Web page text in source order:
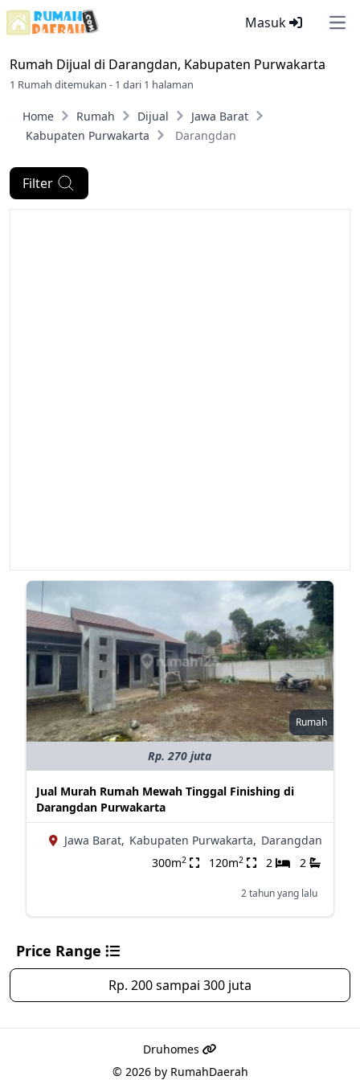
Masuk
Rumah Dijual di Darangdan, Kabupaten Purwakarta
1 Rumah ditemukan - 1 dari 1 halaman
Home Rumah Dijual
Jawa Barat
Kabupaten Purwakarta
Darangdan
Filter
Rumah
Rp. 270 juta
Jual Murah Rumah Mewah Tinggal Finishing di
Darangdan Purwakarta
Jawa Barat, Kabupaten Purwakarta, Darangdan
300m2 120m2 2 2
2 tahun yang lalu
Price Range
Rp. 200 sampai 300 juta
Druhomes
© 2026 by RumahDaerah